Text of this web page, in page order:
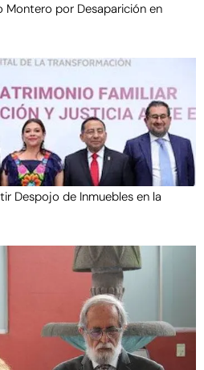
Montero por Desaparición en
Despojo de Inmuebles en la